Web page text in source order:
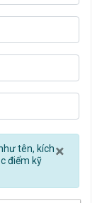
×
tên, kích
điểm kỹ